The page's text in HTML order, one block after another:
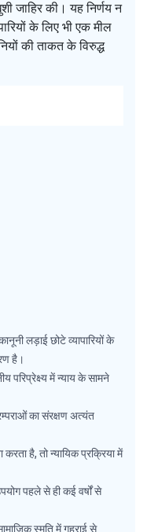
जाहिर की। यह निर्णय न
के लिए भी एक मील
की ताकत के विरुद्ध
लड़ाई छोटे व्यापारियों के
है।
परिप्रेक्ष्य में न्याय के सामने
का संरक्षण अत्यंत
है, तो न्यायिक प्रक्रिया में
पहले से ही कई वर्षों से
स्मृति में गहराई से